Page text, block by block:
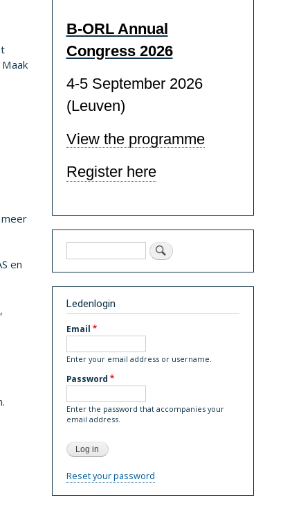
en
B-ORL Annual
Congress 2026
4-5 September 2026
(Leuven)
View the programme
Register here
Search
Ledenlogin
Email
Enter your email address or username.
Password
Enter the password that accompanies your
email address.
Reset your password